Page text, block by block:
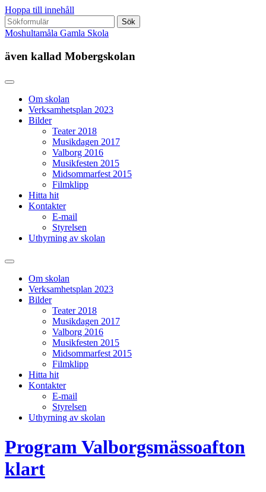
Hoppa till innehåll
Sök
efter:
Moshultamåla Gamla Skola
även kallad Mobergskolan
Om skolan
Verksamhetsplan 2023
Bilder
Teater 2018
Musikdagen 2017
Valborg 2016
Musikfesten 2015
Midsommarfest 2015
Filmklipp
Hitta hit
Kontakter
E-mail
Styrelsen
Uthyrning av skolan
Slå
sökfältOm skolan
Verksamhetsplan 2023
Bilder
Teater 2018
Musikdagen 2017
Valborg 2016
Musikfesten 2015
Midsommarfest 2015
Filmklipp
Hitta hit
Kontakter
E-mail
Styrelsen
Uthyrning av skolan
Program Valborgsmässoafton
klart